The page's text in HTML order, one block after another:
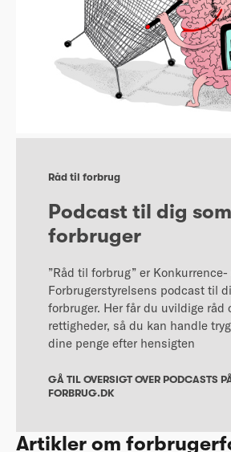
Råd til forbrug
Podcast til dig som
forbruger
”Råd til forbrug” er Konkurrence-
Forbrugerstyrelsens podcast til
forbruger. Her får du uvildige råd
rettigheder, så du kan handle
dine penge efter hensigten
GÅ TIL OVERSIGT OVER PODCASTS
FORBRUG.DK
Artikler om